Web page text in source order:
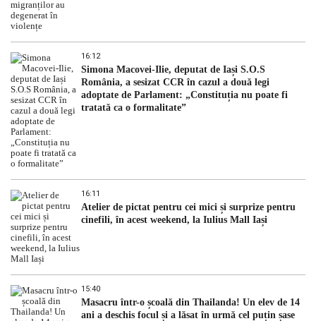
16:12
Simona Macovei-Ilie, deputat de Iași S.O.S
România, a sesizat CCR în cazul a două legi
adoptate de Parlament: „Constituția nu poate fi
tratată ca o formalitate”
16:11
Atelier de pictat pentru cei mici și surprize pentru
cinefili, în acest weekend, la Iulius Mall Iași
15:40
Masacru într-o școală din Thailanda! Un elev de 14
ani a deschis focul și a lăsat în urmă cel puțin șase